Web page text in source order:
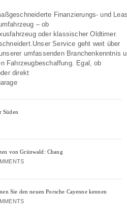
Finanzierungs- und
– ob
oder klassischer Oldtimer.
Service geht weit über
umfassenden Branchenkenntnis
Fahrzeugbeschaffung. Egal, ob
direkt
Süden
von Grünwald: Chang
Sie den neuen Porsche Cayenne kennen